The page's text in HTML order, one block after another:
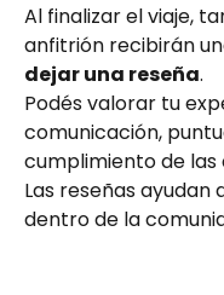
Al finalizar el viaje,
anfitrión recibirán
dejar una reseña.
Podés valorar tu
comunicación,
cumplimiento de las
Las reseñas
dentro de la